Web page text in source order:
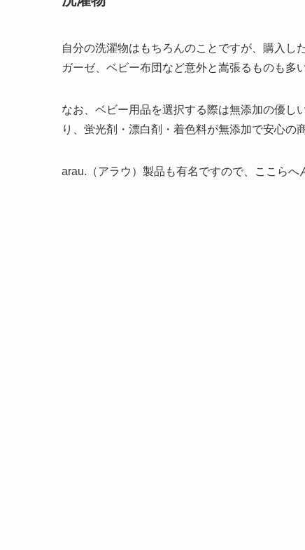
自分の洗濯物はもちろんのことですが、購入し
ガーゼ、ベビー布団など意外と嵩張るものも多
なお、ベビー用品を選択する際は無添加の優し
り、蛍光剤・漂白剤・着色料が無添加で安心の
arau.（アラウ）製品も有名ですので、ここらへ